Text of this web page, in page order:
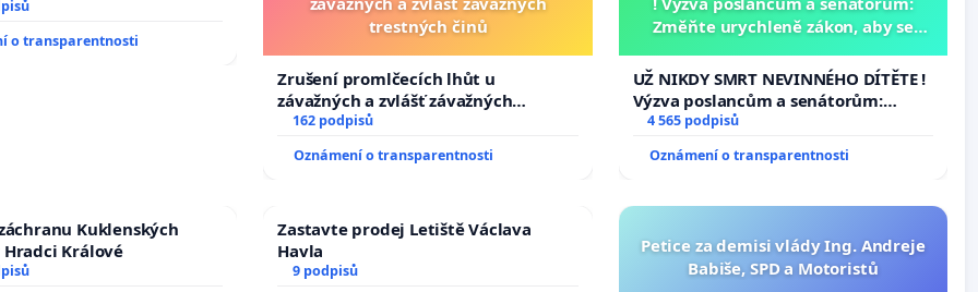
o transparentnosti
trestných činů
Zrušení promlčecích lhůt u
závažných a zvlášť závažných
trestných činů
162 podpisů
Oznámení o transparentnosti
Změňte urychleně zákon, aby se
opakovat!
UŽ NIKDY SMRT NEVINNÉHO DÍTĚTE !
Výzva poslancům a senátorům:
Změňte urychleně zákon, aby se
opakovat!
4 565 podpisů
Oznámení o transparentnosti
Kuklenských
Králové
Zastavte prodej Letiště Václava
Havla
9 podpisů
Petice za demisi vlády Ing. Andreje
Babiše, SPD a Motoristů